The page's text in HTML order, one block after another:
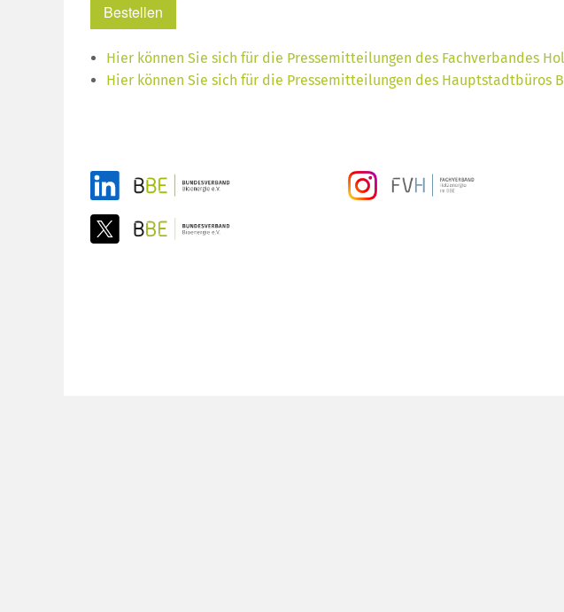
Bestellen
Hier können Sie sich für die Pressemitteilungen des Fachverbandes
Hier können Sie sich für die Pressemitteilungen des Hauptstadtbüros